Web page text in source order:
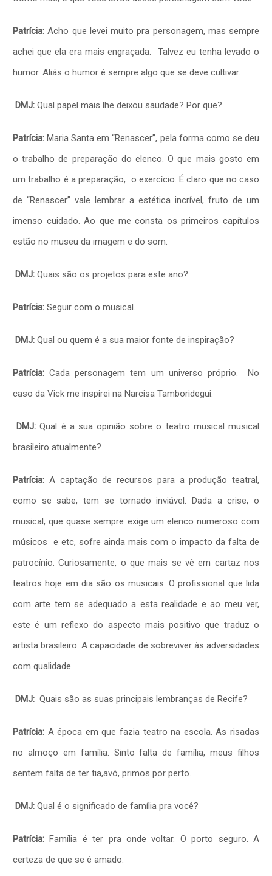
Patrícia: Acho que levei muito pra personagem, mas sempre
achei que ela era mais engraçada. Talvez eu tenha levado o
humor. Aliás o humor é sempre algo que se deve cultivar.
DMJ: Qual papel mais lhe deixou saudade? Por que?
Patrícia: Maria Santa em “Renascer”, pela forma como se deu
o trabalho de preparação do elenco. O que mais gosto em
um trabalho é a preparação, o exercício. É claro que no caso
de “Renascer” vale lembrar a estética incrível, fruto de um
imenso cuidado. Ao que me consta os primeiros capítulos
estão no museu da imagem e do som.
DMJ: Quais são os projetos para este ano?
Patrícia: Seguir com o musical.
DMJ: Qual ou quem é a sua maior fonte de inspiração?
Patrícia: Cada personagem tem um universo próprio. No
caso da Vick me inspirei na Narcisa Tamboridegui.
DMJ: Qual é a sua opinião sobre o teatro musical musical
brasileiro atualmente?
Patrícia: A captação de recursos para a produção teatral,
como se sabe, tem se tornado inviável. Dada a crise, o
musical, que quase sempre exige um elenco numeroso com
músicos e etc, sofre ainda mais com o impacto da falta de
patrocínio.Curiosamente, o que mais se vê em cartaz nos
teatros hoje em dia são os musicais. O profissional que lida
com arte tem se adequado a esta realidade e ao meu ver,
este é um reflexo do aspecto mais positivo que traduz o
artista brasileiro. A capacidade de sobreviver às adversidades
com qualidade.
DMJ: Quais são as suas principais lembranças de Recife?
Patrícia: A época em que fazia teatro na escola. As risadas
no almoço em família. Sinto falta de família, meus filhos
sentem falta de ter tia,avó, primos por perto.
DMJ: Qual é o significado de família pra você?
Patrícia: Família é ter pra onde voltar. O porto seguro. A
certeza de que se é amado.